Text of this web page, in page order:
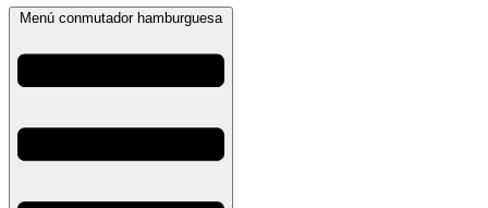
Menú conmutador hamburguesa